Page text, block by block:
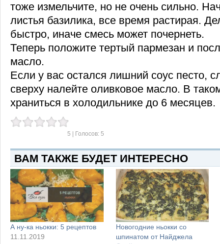
тоже измельчите, но не очень сильно.
листья базилика, все время растирая.
быстро, иначе смесь может почернеть.
Теперь положите тертый пармезан и
масло.
Если у вас остался лишний соус песто,
сверху налейте оливковое масло. В
храниться в холодильнике до 6 месяцев.
5 | Голосов: 5
ВАМ ТАКЖЕ БУДЕТ ИНТЕРЕСНО
А ну-ка ньокки: 5 рецептов
11.11.2019
Новогодние ньокки со
шпинатом от Найджела